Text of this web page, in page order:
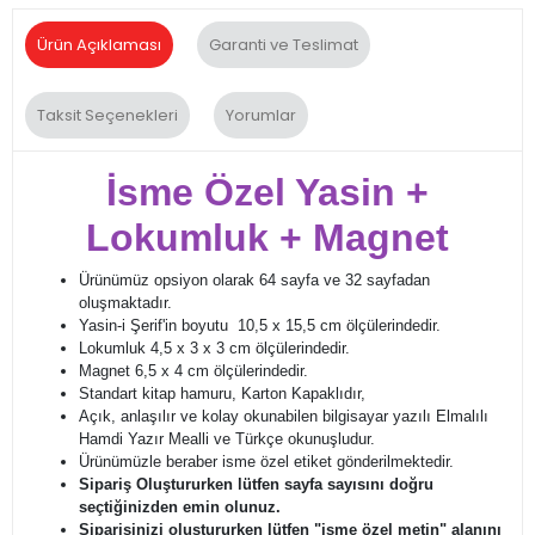
Ürün Açıklaması Garanti ve Teslimat
Taksit Seçenekleri Yorumlar
İsme Özel Yasin +
Lokumluk + Magnet
Ürünümüz opsiyon olarak 64 sayfa ve 32 sayfadan
oluşmaktadır.
Yasin-i Şerif'in boyutu 10,5 x 15,5 cm ölçülerindedir.
Lokumluk 4,5 x 3 x 3 cm ölçülerindedir.
Magnet 6,5 x 4 cm ölçülerindedir.
Standart kitap hamuru, Karton Kapaklıdır,
Açık, anlaşılır ve kolay okunabilen bilgisayar yazılı Elmalılı
Hamdi Yazır Mealli ve Türkçe okunuşludur.
Ürünümüzle beraber isme özel etiket gönderilmektedir.
Sipariş Oluştururken lütfen sayfa sayısını doğru
seçtiğinizden emin olunuz.
Siparişinizi oluştururken lütfen "isme özel metin" alanını